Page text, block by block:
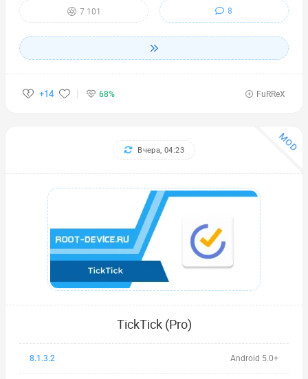
7 101 8
+14 68% FuRReX
MOD
Вчера, 04:23
TickTick (Pro)
8.1.3.2 Android 5.0+